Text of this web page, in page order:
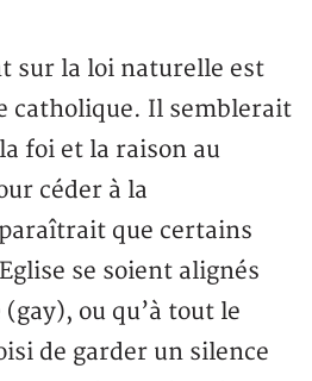
sur la loi naturelle est
catholique. Il semblerait
foi et la raison au
céder à la
que certains
se soient alignés
ou qu’à tout le
de garder un silence